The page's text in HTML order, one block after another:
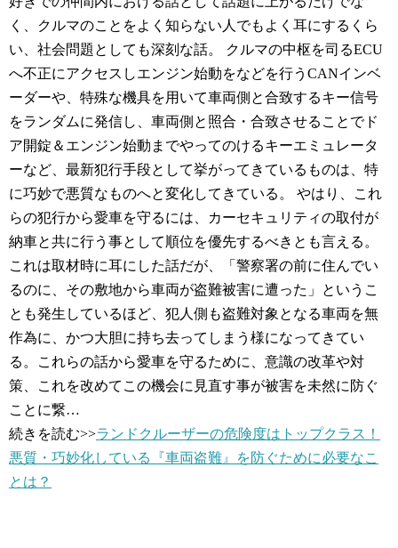
く、クルマのことをよく知らない人でもよく耳にするくら
い、社会問題としても深刻な話。 クルマの中枢を司るECU
へ不正にアクセスしエンジン始動をなどを行うCANインベ
ーダーや、特殊な機具を用いて車両側と合致するキー信号
をランダムに発信し、車両側と照合・合致させることでド
ア開錠＆エンジン始動までやってのけるキーエミュレータ
ーなど、最新犯行手段として挙がってきているものは、特
に巧妙で悪質なものへと変化してきている。 やはり、これ
らの犯行から愛車を守るには、カーセキュリティの取付が
納車と共に行う事として順位を優先するべきとも言える。
これは取材時に耳にした話だが、「警察署の前に住んでい
るのに、その敷地から車両が盗難被害に遭った」というこ
とも発生しているほど、犯人側も盗難対象となる車両を無
作為に、かつ大胆に持ち去ってしまう様になってきてい
る。これらの話から愛車を守るために、意識の改革や対
策、これを改めてこの機会に見直す事が被害を未然に防ぐ
ことに繋…
続きを読む>>ランドクルーザーの危険度はトップクラス！
悪質・巧妙化している『車両盗難』を防ぐために必要なこ
とは？